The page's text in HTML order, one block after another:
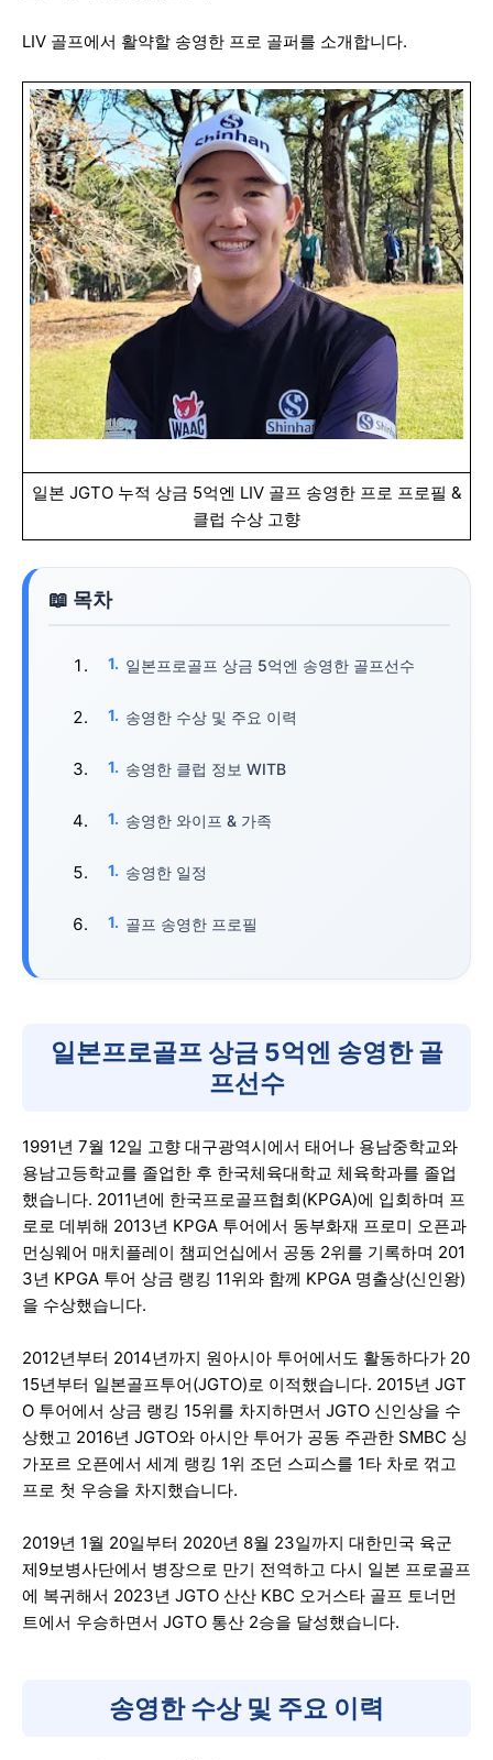
LIV 골프에서 활약할 송영한 프로 골퍼를 소개합니다.
일본 JGTO 누적 상금 5억엔 LIV 골프 송영한 프로 프로필 &
클럽 수상 고향
일본프로골프 상금 5억엔 송영한 골프선수
송영한 수상 및 주요 이력
송영한 클럽 정보 WITB
송영한 와이프 & 가족
송영한 일정
골프 송영한 프로필
일본프로골프 상금 5억엔 송영한 골
프선수
1991년 7월 12일 고향 대구광역시에서 태어나 용남중학교와
용남고등학교를 졸업한 후 한국체육대학교 체육학과를 졸업
했습니다. 2011년에 한국프로골프협회(KPGA)에 입회하며 프
로로 데뷔해 2013년 KPGA 투어에서 동부화재 프로미 오픈과
먼싱웨어 매치플레이 챔피언십에서 공동 2위를 기록하며 201
3년 KPGA 투어 상금 랭킹 11위와 함께 KPGA 명출상(신인왕)
을 수상했습니다.
2012년부터 2014년까지 원아시아 투어에서도 활동하다가 20
15년부터 일본골프투어(JGTO)로 이적했습니다. 2015년 JGT
O 투어에서 상금 랭킹 15위를 차지하면서 JGTO 신인상을 수
상했고 2016년 JGTO와 아시안 투어가 공동 주관한 SMBC 싱
가포르 오픈에서 세계 랭킹 1위 조던 스피스를 1타 차로 꺾고
프로 첫 우승을 차지했습니다.
2019년 1월 20일부터 2020년 8월 23일까지 대한민국 육군
제9보병사단에서 병장으로 만기 전역하고 다시 일본 프로골프
에 복귀해서 2023년 JGTO 산산 KBC 오거스타 골프 토너먼
트에서 우승하면서 JGTO 통산 2승을 달성했습니다.
송영한 수상 및 주요 이력